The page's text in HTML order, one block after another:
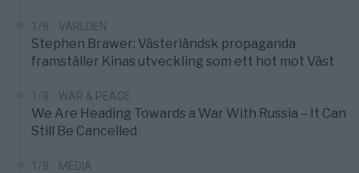
1/8 VÄRLDEN
Stephen Brawer: Västerländsk propaganda
framställer Kinas utveckling som ett hot mot Väst
1/8 WAR & PEACE
We Are Heading Towards a War With Russia – It Can
Still Be Cancelled
1/8 MEDIA